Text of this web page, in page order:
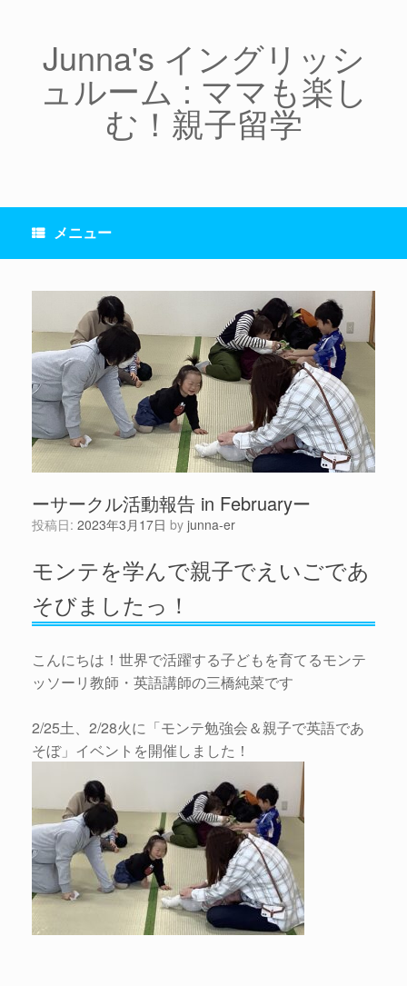
Junna's イングリッシ
ュルーム : ママも楽し
む！親子留学
メニュー
ーサークル活動報告 in Februaryー
投稿日: 2023年3月17日 by junna-er
モンテを学んで親子でえいごであ
そびましたっ！
こんにちは！世界で活躍する子どもを育てるモンテ
ッソーリ教師・英語講師の三橋純菜です
2/25土、2/28火に「モンテ勉強会＆親子で英語であ
そぼ」イベントを開催しました！